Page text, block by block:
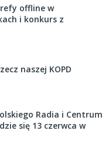
offline w
i konkurs z
naszej KOPD
Radia i Centrum
się 13 czerwca w